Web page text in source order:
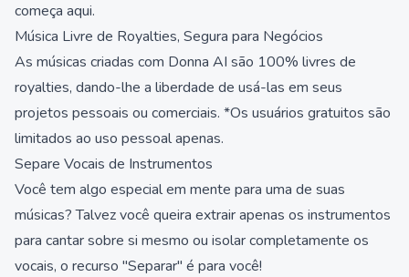
começa aqui.
Música Livre de Royalties, Segura para Negócios
As músicas criadas com Donna AI são 100% livres de
royalties, dando-lhe a liberdade de usá-las em seus
projetos pessoais ou comerciais. *Os usuários gratuitos são
limitados ao uso pessoal apenas.
Separe Vocais de Instrumentos
Você tem algo especial em mente para uma de suas
músicas? Talvez você queira extrair apenas os instrumentos
para cantar sobre si mesmo ou isolar completamente os
vocais, o recurso "Separar" é para você!